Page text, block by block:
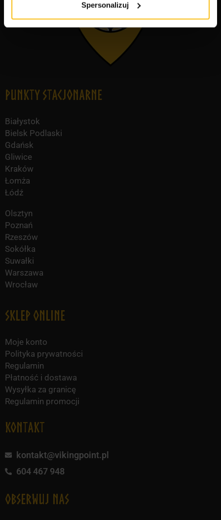
Spersonalizuj
Punkty Stacjonarne
Białystok
Bielsk Podlaski
Gdańsk
Gliwice
Kraków
Łomża
Łódź
Olsztyn
Poznań
Rzeszów
Sokółka
Suwałki
Warszawa
Wrocław
Sklep online
Moje konto
Polityka prywatności
Regulamin
Płatność i dostawa
Wysyłka za granicę
Regulamin promocji
KONTAKT
kontakt@vikingpoint.pl
604 467 948
obserwuj nas